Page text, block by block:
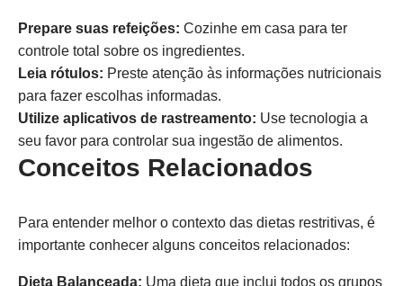
Prepare suas refeições: Cozinhe em casa para ter
controle total sobre os ingredientes.
Leia rótulos: Preste atenção às informações nutricionais
para fazer escolhas informadas.
Utilize aplicativos de rastreamento: Use tecnologia a
seu favor para controlar sua ingestão de alimentos.
Conceitos Relacionados
Para entender melhor o contexto das dietas restritivas, é
importante conhecer alguns conceitos relacionados:
Dieta Balanceada: Uma dieta que inclui todos os grupos